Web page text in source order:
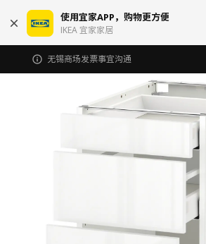
使用宜家APP，购物更方便
IKEA 宜家家居
无锡商场发票事宜沟通